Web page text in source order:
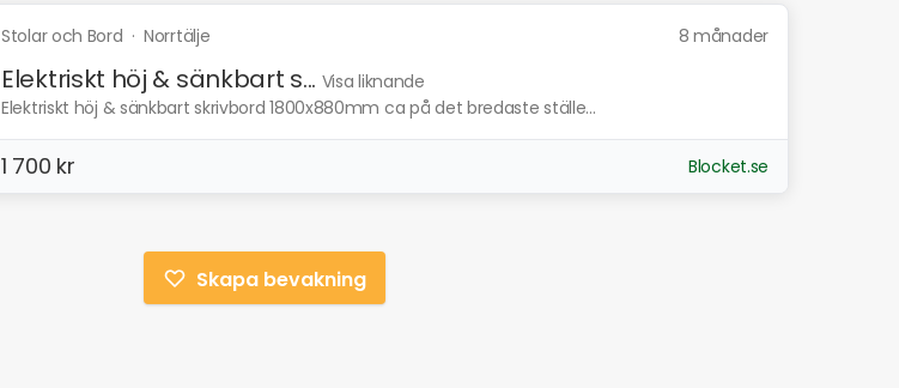
Stolar och Bord · Norrtälje 8 månader
Elektriskt höj & sänkbart s... Visa liknande
Elektriskt höj & sänkbart skrivbord 1800x880mm ca på det bredaste ställe...
1 700 kr Blocket.se
Skapa bevakning